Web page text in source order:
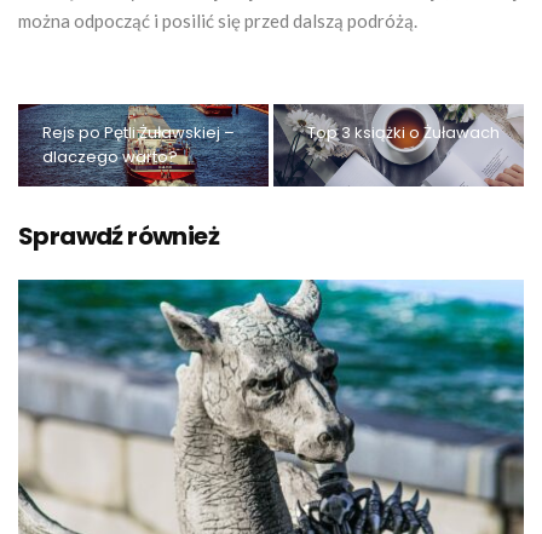
można odpocząć i posilić się przed dalszą podróżą.
Rejs po Pętli Żuławskiej –
dlaczego warto?
Top 3 książki o Żuławach
Sprawdź również